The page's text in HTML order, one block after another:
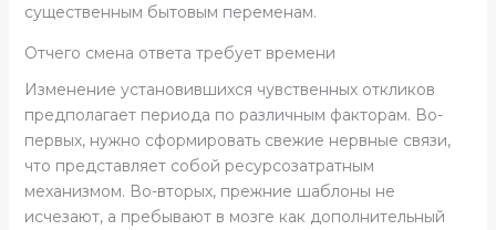
существенным бытовым переменам.
Отчего смена ответа требует времени
Изменение установившихся чувственных откликов
предполагает периода по различным факторам. Во-
первых, нужно сформировать свежие нервные связи,
что представляет собой ресурсозатратным
механизмом. Во-вторых, прежние шаблоны не
исчезают, а пребывают в мозге как дополнительный